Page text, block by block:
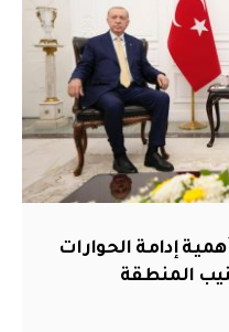
إدامة الحوارات
المنطقة